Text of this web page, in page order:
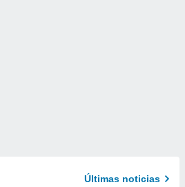
Últimas noticias